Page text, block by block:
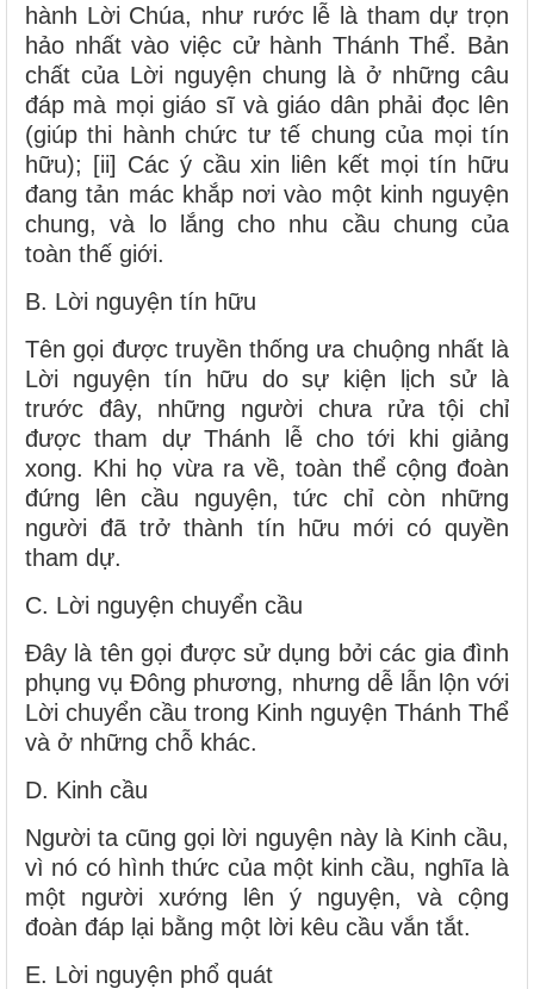
hành Lời Chúa, như rước lễ là tham dự trọn
hảo nhất vào việc cử hành Thánh Thể. Bản
chất của Lời nguyện chung là ở những câu
đáp mà mọi giáo sĩ và giáo dân phải đọc lên
(giúp thi hành chức tư tế chung của mọi tín
hữu); [ii] Các ý cầu xin liên kết mọi tín hữu
đang tản mác khắp nơi vào một kinh nguyện
chung, và lo lắng cho nhu cầu chung của
toàn thế giới.
B. Lời nguyện tín hữu
Tên gọi được truyền thống ưa chuộng nhất là
Lời nguyện tín hữu do sự kiện lịch sử là
trước đây, những người chưa rửa tội chỉ
được tham dự Thánh lễ cho tới khi giảng
xong. Khi họ vừa ra về, toàn thể cộng đoàn
đứng lên cầu nguyện, tức chỉ còn những
người đã trở thành tín hữu mới có quyền
tham dự.
C. Lời nguyện chuyển cầu
Đây là tên gọi được sử dụng bởi các gia đình
phụng vụ Đông phương, nhưng dễ lẫn lộn với
Lời chuyển cầu trong Kinh nguyện Thánh Thể
và ở những chỗ khác.
D. Kinh cầu
Người ta cũng gọi lời nguyện này là Kinh cầu,
vì nó có hình thức của một kinh cầu, nghĩa là
một người xướng lên ý nguyện, và cộng
đoàn đáp lại bằng một lời kêu cầu vắn tắt.
E. Lời nguyện phổ quát